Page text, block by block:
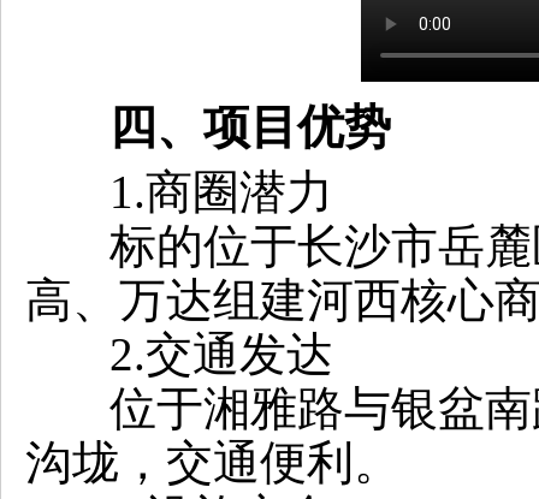
四、项目优势
1.商圈潜力
标的位于长沙市岳
高、万达组建河西核心
2.交通发达
位于湘雅路与银盆
沟垅，交通便利。